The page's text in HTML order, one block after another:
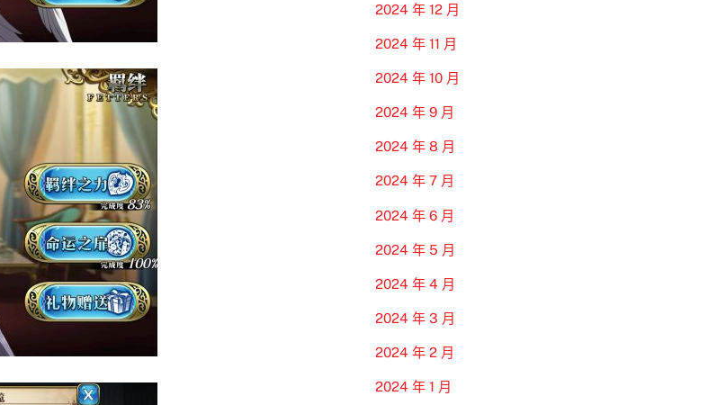
2024 年 12 月
2024 年 11 月
2024 年 10 月
2024 年 9 月
2024 年 8 月
2024 年 7 月
2024 年 6 月
2024 年 5 月
2024 年 4 月
2024 年 3 月
2024 年 2 月
2024 年 1 月